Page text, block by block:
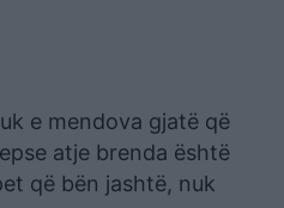
e mendova gjatë që
atje brenda është
që bën jashtë, nuk